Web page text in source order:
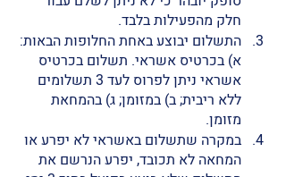
חלק מהפעילות בלבד.
התשלום יבוצע באחת החלופות הבאות:
א) בכרטיס אשראי. תשלום בכרטיס
אשראי ניתן לפרוס לעד 3 תשלומים
ללא ריבית; ב) במזומן; ג) בהמחאת
מזומן.
במקרה שתשלום באשראי לא יפרע או
המחאה לא תכובד, יפרע הנרשם את